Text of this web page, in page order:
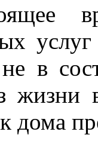
в
жизни
дома